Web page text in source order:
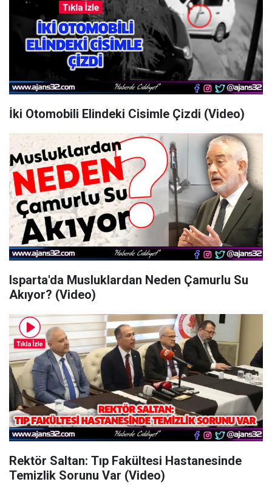
İki Otomobili Elindeki Cisimle Çizdi (Video)
Isparta'da Musluklardan Neden Çamurlu Su
Akıyor? (Video)
Rektör Saltan: Tıp Fakültesi Hastanesinde
Temizlik Sorunu Var (Video)